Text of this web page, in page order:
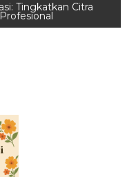
Tingkatkan Citra